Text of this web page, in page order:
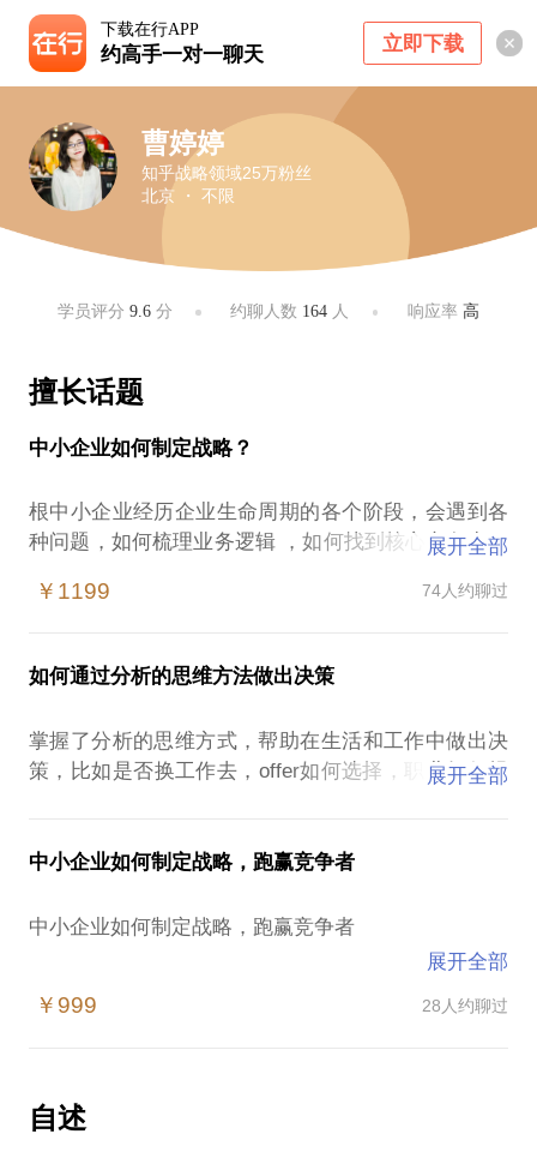
下载在行APP
约高手一对一聊天 立即下载
曹婷婷
知乎战略领域25万粉丝
北京 ・ 不限
学员评分9.6 分 约聊人数 164 人 响应率 高
擅长话题
中小企业如何制定战略？
根中小企业经历企业生命周期的各个阶段，会遇到各
种问题，如何梳理业务逻辑 ，如何找到核心竞争力，
解，如何在新时代找到新的增长策略，如何解决公司
不管是bp的梳理，还是商业计划的制作，还是战略的
在迷茫中找到出路，授之以鱼，同时把自己的方法论
总结出来在咨询后倾囊相助。
我在10年的咨询公司和互联网公司的战略经验，主持
解创业公司战略定位。投资初创企业，见过各样的初
创公司，孵化过企业。我愿意与你分享的内容包括：
创业公司的BP梳理；创业公司的业务梳理；创业公司
PS.在选择与我见面前，请把你的问题更具体化。毕
展开全部
￥1199 74人约聊过
如何通过分析的思维方法做出决策
掌握了分析的思维方式，帮助在生活和工作中做出决
策，比如是否换工作去，offer如何选择，职业如何规
搜集各行各业的信息，怎么制定公司OKR和管理
第一，定位问题
3，用OKR方法挖掘自我需求和评定优先级
2，20搜集信息的渠道
3，搜集的信息怎么提炼结论
展开全部
中小企业如何制定战略，跑赢竞争者
中小企业如何制定战略，跑赢竞争者
战略策略经验，曾经主持参与过互联网公司上市筹
做出正确决策，跑赢竞争者。
展开全部
￥999 28人约聊过
自述